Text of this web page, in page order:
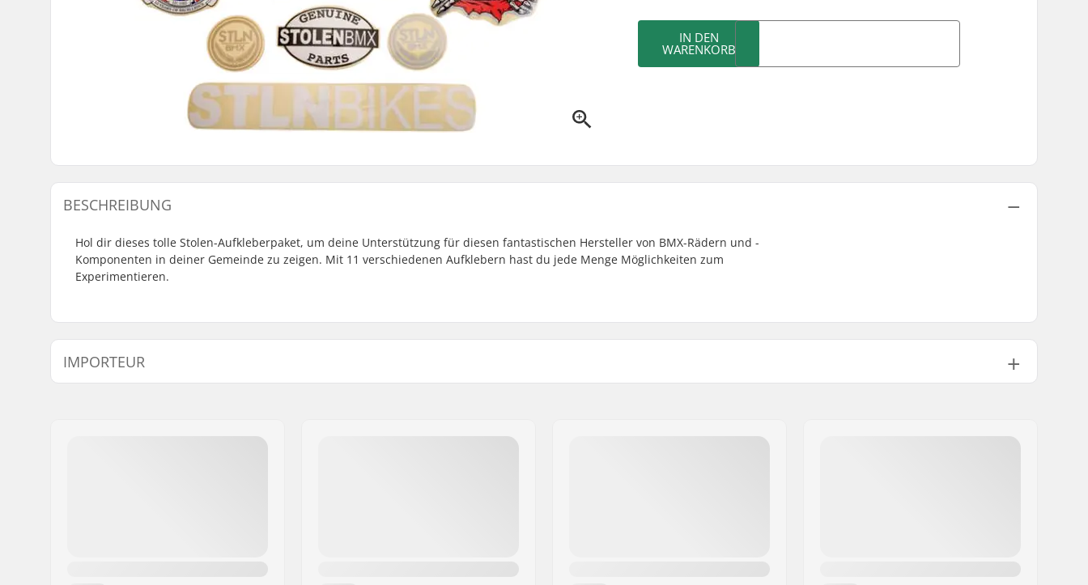
IN DEN
WARENKORB
BESCHREIBUNG
Hol dir dieses tolle Stolen-Aufkleberpaket, um deine Unterstützung für diesen fantastischen Hersteller von BMX-Rädern und -
Komponenten in deiner Gemeinde zu zeigen. Mit 11 verschiedenen Aufklebern hast du jede Menge Möglichkeiten zum
Experimentieren.
IMPORTEUR